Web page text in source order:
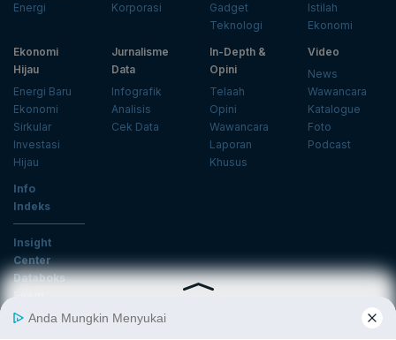
Energi
Korporasi
Gadget
Teknologi
Istilah
Ekonomi
Ekonomi
Hijau
Energi Baru
Ekonomi
Sirkular
Investasi
Hijau
Jurnalisme
Data
Infografik
Analisis
Cek Data
In-Depth &
Opini
Telaah
Opini
Wawancara
Laporan
Khusus
Video
News
Wawancara
Katalogue
Foto
Podcast
Info
Indeks
Insight
Center
Databoks
KatadataOto